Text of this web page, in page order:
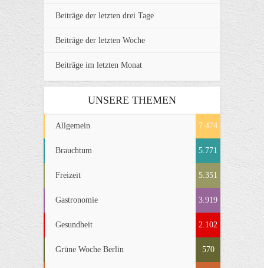
Beiträge der letzten drei Tage
Beiträge der letzten Woche
Beiträge im letzten Monat
UNSERE THEMEN
Allgemein 7.474
Brauchtum 5.771
Freizeit 5.351
Gastronomie 3.919
Gesundheit 2.102
Grüne Woche Berlin 570